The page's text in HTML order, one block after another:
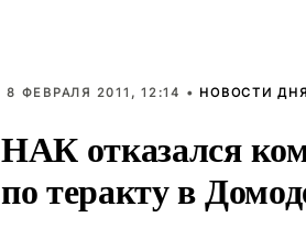
8 ФЕВРАЛЯ 2011, 12:14 • НОВОСТИ ДНЯ
НАК отказался
по теракту в